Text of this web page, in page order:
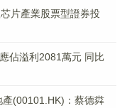
片產業股票型證券投
佔溢利2081萬元 同比
(00101.HK)：蔡德粦